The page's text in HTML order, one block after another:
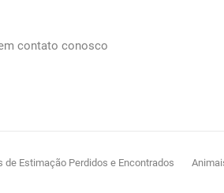
contato conosco
de Estimação Perdidos e Encontrados